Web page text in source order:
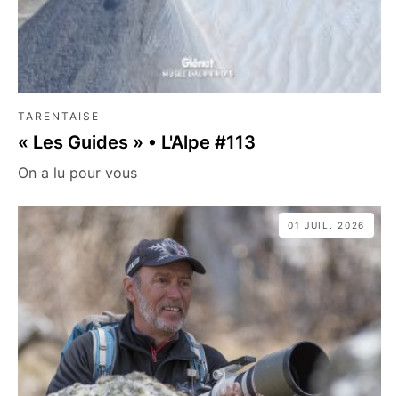
TARENTAISE
« Les Guides » • L'Alpe #113
On a lu pour vous
01 JUIL. 2026